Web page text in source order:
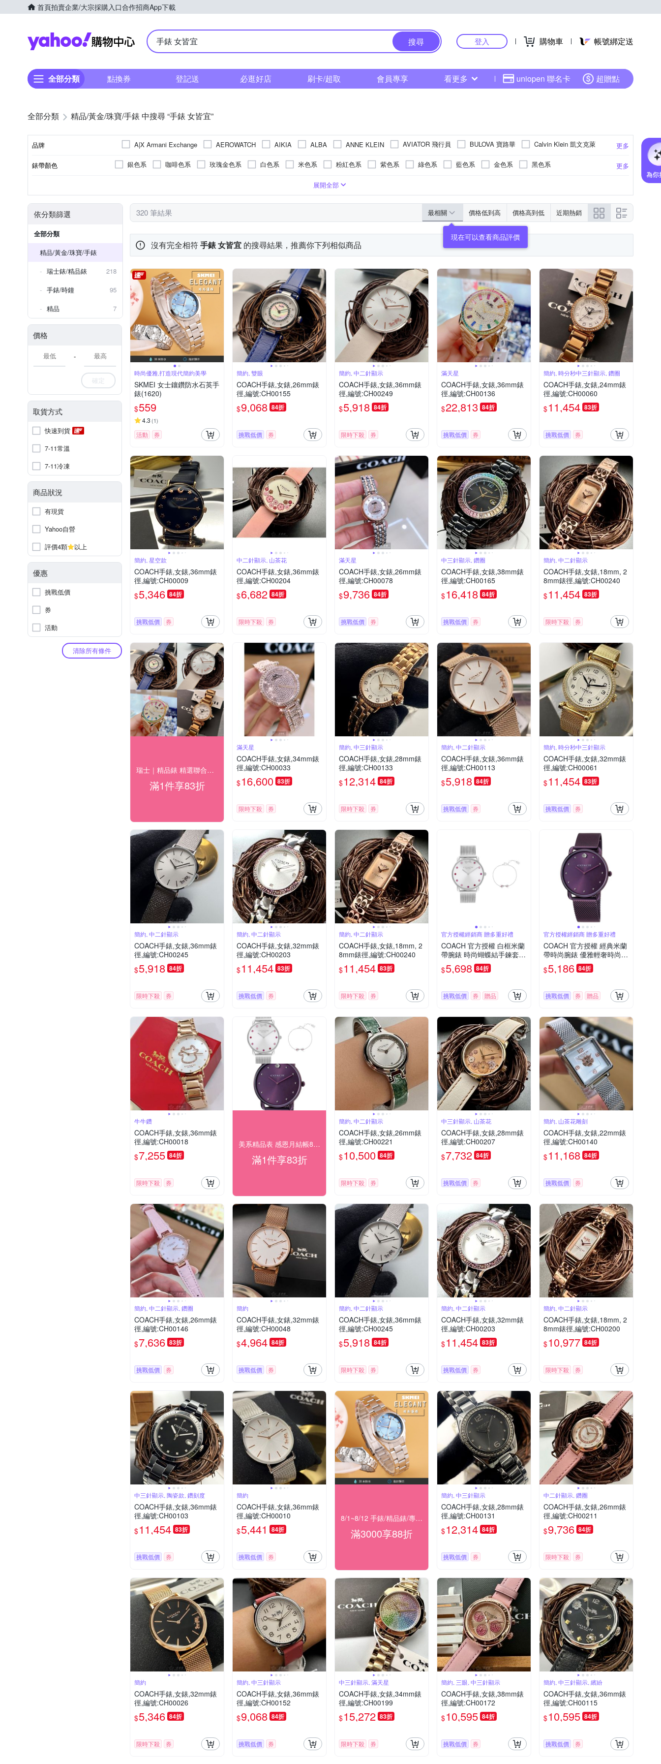
首頁拍賣企業/大宗採購入口合作招商App下載
Yahoo購物中心
搜尋 登入 購物車 帳號綁定送
全部分類 點換券 登記送 必逛好店 刷卡/超取 會員專享 看更多 uniopen 聯名卡 超贈點
全部分類 精品/黃金/珠寶/手錶 中搜尋 “手錶 女皆宜”
品牌 更多
A|X Armani Exchange AEROWATCH AIKIA ALBA ANNE KLEIN AVIATOR 飛行員 BULOVA 寶路華
Calvin Klein 凱文克萊
CAMPO MARZIO
CITIZEN 星辰 COACH CONSTANT 康斯登 DKNY EMPORIO ARMANI Ferrari 法拉利
Folli Follie
Michael Kors
Mirabelle ORIENT 東方錶 Ogival 愛其華 Relax Time RHYTHM 日本麗聲
ROSDENTON 勞斯丹頓
Rosemont
Valentino Coupeau VOGUE
YEMA 野馬
錶帶顏色 更多
銀色系 咖啡色系 玫瑰金色系 白色系 米色系 粉紅色系 紫色系 綠色系 藍色系 金色系
黑色系
透明珍珠貝
蝴蝶釦
橡膠/塑膠/矽膠/樹脂錶帶礦物玻璃
酒桶型
展開全部
依分類篩選
全部分類
精品/黃金/珠寶/手錶
瑞士錶/精品錶
218
手錶/時鐘
95
精品
7
價格
-
確定
取貨方式
快速到貨
7-11常溫
7-11冷凍
商品狀況
有現貨
Yahoo自營
評價4顆
以上
優惠
挑戰低價
券
活動
清除所有條件
320 筆結果 最相關 價格低到高 價格高到低 近期熱銷
沒有完全相符手錶 女皆宜 的搜尋結果，推薦你下列相似商品
時尚優雅,打造現代簡約美學
SKMEI 女士鑲鑽防水石英手
錶(1620)
$559
4.3 (1)
活動 券
簡約, 雙眼
COACH手錶,女錶,26mm錶
徑,編號:CH00155
$9,068 84折
挑戰低價 券
簡約, 中二針顯示
COACH手錶,女錶,36mm錶
徑,編號:CH00249
$5,918 84折
限時下殺 券
滿天星
COACH手錶,女錶,36mm錶
徑,編號:CH00136
$22,813 84折
挑戰低價 券
簡約, 時分秒中三針顯示, 鑽圈
COACH手錶,女錶,24mm錶
徑,編號:CH00060
$11,454 83折
挑戰低價 券
簡約, 星空款
COACH手錶,女錶,36mm錶
徑,編號:CH00009
$5,346 84折
挑戰低價 券
中二針顯示, 山茶花
COACH手錶,女錶,36mm錶
徑,編號:CH00204
$6,682 84折
限時下殺 券
滿天星
COACH手錶,女錶,26mm錶
徑,編號:CH00078
$9,736 84折
挑戰低價 券
中三針顯示, 鑽圈
COACH手錶,女錶,38mm錶
徑,編號:CH00165
$16,418 84折
挑戰低價 券
簡約, 中二針顯示
COACH手錶,女錶,18mm, 2
8mm錶徑,編號:CH00240
$11,454 83折
限時下殺 券
瑞士｜精品錶 精選聯合下殺 結帳83折
滿1件享83折
滿天星
COACH手錶,女錶,34mm錶
徑,編號:CH00033
$16,600 83折
限時下殺 券
簡約, 中三針顯示
COACH手錶,女錶,28mm錶
徑,編號:CH00133
$12,314 84折
限時下殺 券
簡約, 中二針顯示
COACH手錶,女錶,36mm錶
徑,編號:CH00113
$5,918 84折
挑戰低價 券
簡約, 時分秒中三針顯示
COACH手錶,女錶,32mm錶
徑,編號:CH00061
$11,454 83折
挑戰低價 券
簡約, 中二針顯示
COACH手錶,女錶,36mm錶
徑,編號:CH00245
$5,918 84折
限時下殺 券
簡約, 中二針顯示
COACH手錶,女錶,32mm錶
徑,編號:CH00203
$11,454 83折
挑戰低價 券
簡約, 中二針顯示
COACH手錶,女錶,18mm, 2
8mm錶徑,編號:CH00240
$11,454 83折
限時下殺 券
官方授權經銷商 贈多重好禮
COACH 官方授權 白框米蘭
帶腕錶 時尚蝴蝶結手鍊套
組-女錶(CO14000123)32m
m
$5,698 84折
挑戰低價 券 贈品
官方授權經銷商 贈多重好禮
COACH 官方授權 經典米蘭
帶時尚腕錶 優雅輕奢時尚
紫色-女錶(CO14504211)36
mm
$5,186 84折
挑戰低價 券 贈品
牛牛鑽
COACH手錶,女錶,36mm錶
徑,編號:CH00018
$7,255 84折
限時下殺 券
美系精品表 感恩月結帳83折
滿1件享83折
簡約, 中二針顯示
COACH手錶,女錶,26mm錶
徑,編號:CH00221
$10,500 84折
限時下殺 券
中三針顯示, 山茶花
COACH手錶,女錶,28mm錶
徑,編號:CH00207
$7,732 84折
挑戰低價 券
簡約, 山茶花雕刻
COACH手錶,女錶,22mm錶
徑,編號:CH00140
$11,168 84折
挑戰低價 券
簡約, 中二針顯示, 鑽圈
COACH手錶,女錶,26mm錶
徑,編號:CH00146
$7,636 83折
挑戰低價 券
簡約
COACH手錶,女錶,32mm錶
徑,編號:CH00048
$4,964 84折
挑戰低價 券
簡約, 中二針顯示
COACH手錶,女錶,36mm錶
徑,編號:CH00245
$5,918 84折
限時下殺 券
簡約, 中二針顯示
COACH手錶,女錶,32mm錶
徑,編號:CH00203
$11,454 83折
挑戰低價 券
簡約, 中二針顯示
COACH手錶,女錶,18mm, 2
8mm錶徑,編號:CH00200
$10,977 84折
限時下殺 券
中三針顯示, 陶瓷款, 鑽刻度
COACH手錶,女錶,36mm錶
徑,編號:CH00103
$11,454 83折
挑戰低價 券
簡約
COACH手錶,女錶,36mm錶
徑,編號:CH00010
$5,441 84折
挑戰低價 券
8/1~8/12 手錶/精品錶/專櫃飾品 指定商品滿$3000享88折
滿3000享88折
簡約, 中三針顯示
COACH手錶,女錶,28mm錶
徑,編號:CH00131
$12,314 84折
挑戰低價 券
中二針顯示, 鑽圈
COACH手錶,女錶,26mm錶
徑,編號:CH00211
$9,736 84折
限時下殺 券
簡約
COACH手錶,女錶,32mm錶
徑,編號:CH00026
$5,346 84折
限時下殺 券
簡約, 中三針顯示
COACH手錶,女錶,36mm錶
徑,編號:CH00152
$9,068 84折
挑戰低價 券
中三針顯示, 滿天星
COACH手錶,女錶,34mm錶
徑,編號:CH00199
$15,272 83折
限時下殺 券
簡約, 三眼, 中三針顯示
COACH手錶,女錶,38mm錶
徑,編號:CH00172
$10,595 84折
挑戰低價 券
簡約, 中三針顯示, 繽紛
COACH手錶,女錶,36mm錶
徑,編號:CH00115
$10,595 84折
挑戰低價 券